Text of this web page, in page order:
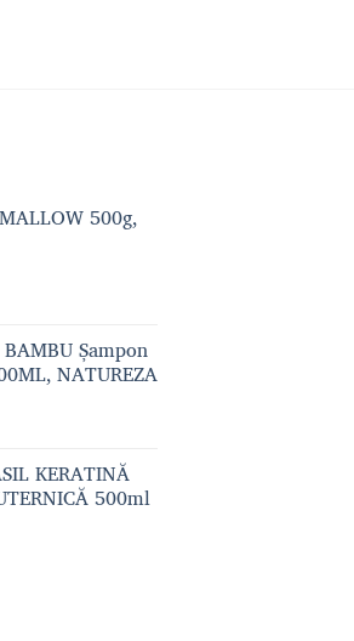
500g,
Șampon
NATUREZA
KERATINĂ
500ml